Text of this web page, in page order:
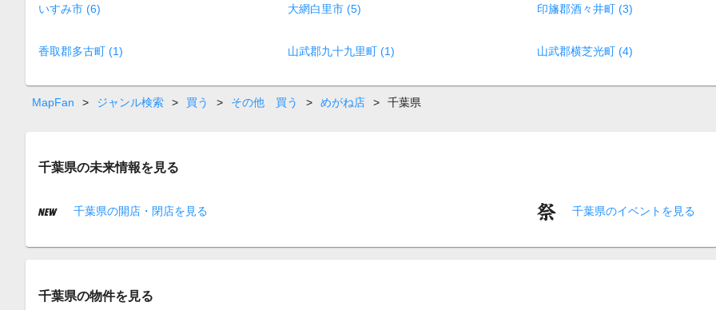
いすみ市 (6) 大網白里市 (5) 印旛郡酒々井町 (3)
香取郡多古町 (1) 山武郡九十九里町 (1) 山武郡横芝光町 (4)
MapFan > ジャンル検索 > 買う > その他 買う > めがね店 > 千葉県
千葉県の未来情報を見る
千葉県の開店・閉店を見る 千葉県のイベントを見る
千葉県の物件を見る